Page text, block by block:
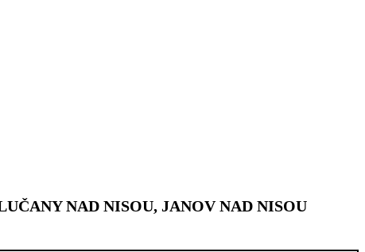
NAD NISOU, JANOV NAD NISOU